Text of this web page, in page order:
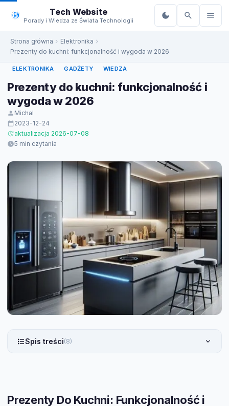
do
treści
Tech Website
Porady i Wiedza ze Świata Technologii
Strona główna
Elektronika
Prezenty do kuchni: funkcjonalność i wygoda w 2026
ELEKTRONIKA GADŻETY WIEDZA
Prezenty do kuchni: funkcjonalność i
wygoda w 2026
Michal
2023-12-24
aktualizacja 2026-07-08
5 min czytania
Spis treści(8)
Prezenty Do Kuchni: Funkcjonalność i